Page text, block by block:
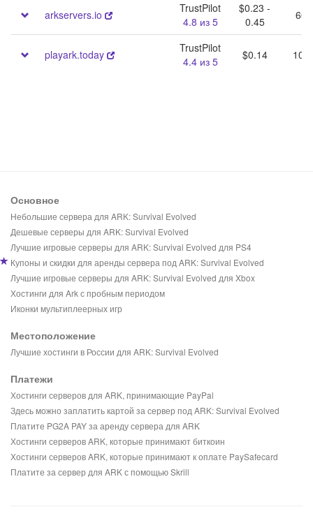
arkservers.io
TrustPilot
4.8 из 5
$0.23 -
0.45
60
playark.today
TrustPilot
4.4 из 5
$0.14 100
Основное
Небольшие сервера для ARK: Survival Evolved
Дешевые серверы для ARK: Survival Evolved
Лучшие игровые серверы для ARK: Survival Evolved для PS4
Купоны и скидки для аренды сервера под ARK: Survival Evolved
Лучшие игровые серверы для ARK: Survival Evolved для Xbox
Хостинги для Ark с пробным периодом
Иконки мультиплеерных игр
Местоположение
Лучшие хостинги в России для ARK: Survival Evolved
Платежи
Хостинги серверов для ARK, принимающие PayPal
Здесь можно заплатить картой за сервер под ARK: Survival Evolved
Платите PG2A PAY за аренду сервера для ARK
Хостинги серверов ARK, которые принимают биткоин
Хостинги серверов ARK, которые принимают к оплате PaySafecard
Платите за сервер для ARK с помощью Skrill